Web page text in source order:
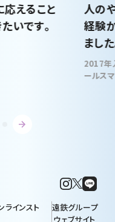
る環境、未
アが広がり
子育
とし
インスト
遠鉄グループ
ウェブサイト